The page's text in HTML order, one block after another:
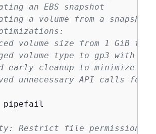
an EBS snapshot
a volume from a snapshot
volume size from 1 GiB to
volume type to gp3 with
early cleanup to minimize
unnecessary API calls for
pipefail
Restrict file permissions